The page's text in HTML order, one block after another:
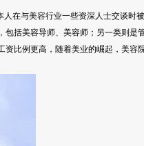
在与美容行业一些资深人士交谈
括美容导师、美容师；另一类则
比例更高，随着美业的崛起，美